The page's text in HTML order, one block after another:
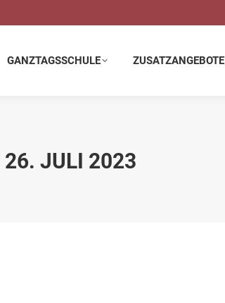
GANZTAGSSCHULE ZUSATZANGEBOTE
26. JULI 2023